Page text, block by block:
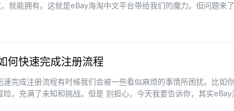
就能拥有。这就是eBay海淘中文平台带给我们的魔力。但问题来
我···
何快速完成注册流程
完成注册流程有时候我们会被一些看似麻烦的事情所困扰。比如
，充满了未知和挑战。但是 别担心，今天我要告诉你，其实eBay
···